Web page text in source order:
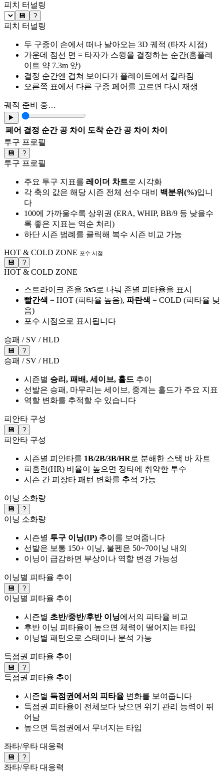
피치 터널링
💾 ?
피치 터널링
두 구종이 손에서 떠나 날아오는 3D 궤적 (타자 시점)
가운데 점선 면 = 타자가 스윙을 결정하는 순간(홈플레
이트 약 7.3m 앞)
결정 순간엔 겹쳐 보이다가 플레이트에서 갈라짐
오른쪽 표에서 다른 구종 페어를 고르면 다시 재생
궤적 준비 중…
▶
페어 결정 순간 공 차이 도착 순간 공 차이
차이
투구 프로필
💾 ?
투구 프로필
주요 투구 지표를 레이더 차트로 시각화
각 축의 값은 해당 시즌 전체 선수 대비 백분위(%)입니
다
100에 가까울수록 상위권 (ERA, WHIP, BB/9 등 낮을수
록 좋은 지표는 역순 처리)
하단 시즌 범례를 클릭해 복수 시즌 비교 가능
HOT & COLD ZONE 포수 시점
💾 ?
HOT & COLD ZONE
스트라이크 존을 5x5로 나눠 존별 피타율을 표시
빨간색 = HOT (피타율 높음), 파란색 = COLD (피타율 낮
음)
포수 시점으로 표시됩니다
승패 / SV / HLD
💾 ?
승패 / SV / HLD
시즌별 승리, 패배, 세이브, 홀드 추이
선발은 승패, 마무리는 세이브, 중계는 홀드가 주요 지표
역할 변화를 추적할 수 있습니다
피안타 구성
💾 ?
피안타 구성
시즌별 피안타를 1B/2B/3B/HR로 분해한 스택 바 차트
피홈런(HR) 비율이 높으면 장타에 취약한 투수
시즌 간 피장타 패턴 변화를 추적 가능
이닝 소화량
💾 ?
이닝 소화량
시즌별 투구 이닝(IP) 추이를 보여줍니다
선발은 보통 150+ 이닝, 불펜은 50~70이닝 내외
이닝이 급감하면 부상이나 역할 변경 가능성
이닝별 피타율 추이
💾 ?
이닝별 피타율 추이
시즌별 초반/중반/후반 이닝에서의 피타율 비교
후반 이닝 피타율이 높으면 체력이 떨어지는 타입
이닝별 패턴으로 스태미나 분석 가능
득점권 피타율 추이
💾 ?
득점권 피타율 추이
시즌별 득점권에서의 피타율 변화를 보여줍니다
득점권 피타율이 전체보다 낮으면 위기 관리 능력이 뛰
어남
높으면 득점권에서 무너지는 타입
좌타/우타 대응력
💾 ?
좌타/우타 대응력